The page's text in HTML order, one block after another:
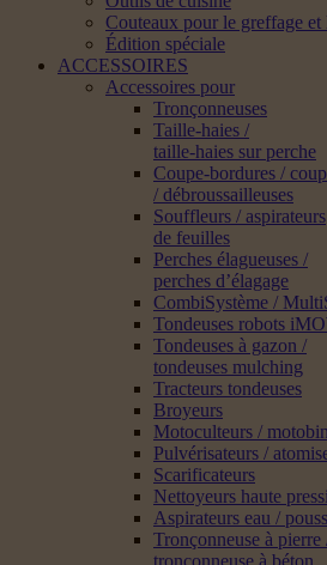
Couteaux pour le greffage et
Édition spéciale
ACCESSOIRES
Accessoires pour
Tronçonneuses
Taille-haies /
taille-haies sur perche
Coupe-bordures /
/ débroussailleuses
Souffleurs / aspirateurs
de feuilles
Perches élagueuses /
perches d’élagage
CombiSystème /
Tondeuses robots
Tondeuses à gazon /
tondeuses mulching
Tracteurs tondeuses
Broyeurs
Motoculteurs /
Pulvérisateurs /
Scarificateurs
Nettoyeurs haute
Aspirateurs eau /
Tronçonneuse à pierre
tronçonneuse à béton